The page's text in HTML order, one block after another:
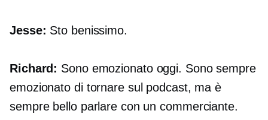
Jesse: Sto benissimo.
Richard: Sono emozionato oggi. Sono sempre
emozionato di tornare sul podcast, ma è
sempre bello parlare con un commerciante.